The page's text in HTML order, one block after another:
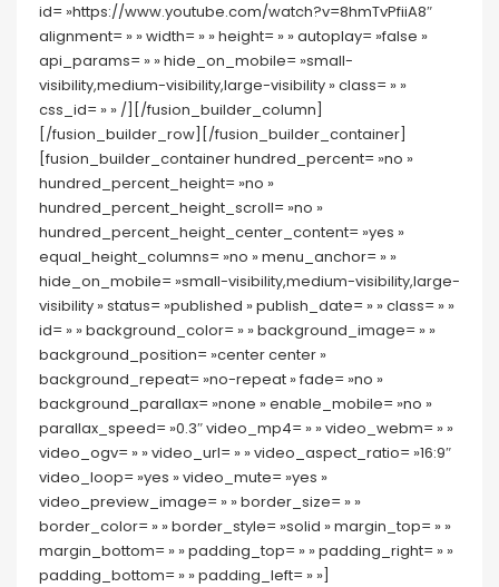
id= »https://www.youtube.com/watch?v=8hmTvPfiiA8″
alignment= » » width= » » height= » » autoplay= »false »
api_params= » » hide_on_mobile= »small-
visibility,medium-visibility,large-visibility » class= » »
css_id= » » /][/fusion_builder_column]
[/fusion_builder_row][/fusion_builder_container]
[fusion_builder_container hundred_percent= »no »
hundred_percent_height= »no »
hundred_percent_height_scroll= »no »
hundred_percent_height_center_content= »yes »
equal_height_columns= »no » menu_anchor= » »
hide_on_mobile= »small-visibility,medium-visibility,large-
visibility » status= »published » publish_date= » » class= » »
id= » » background_color= » » background_image= » »
background_position= »center center »
background_repeat= »no-repeat » fade= »no »
background_parallax= »none » enable_mobile= »no »
parallax_speed= »0.3″ video_mp4= » » video_webm= » »
video_ogv= » » video_url= » » video_aspect_ratio= »16:9″
video_loop= »yes » video_mute= »yes »
video_preview_image= » » border_size= » »
border_color= » » border_style= »solid » margin_top= » »
margin_bottom= » » padding_top= » » padding_right= » »
padding_bottom= » » padding_left= » »]